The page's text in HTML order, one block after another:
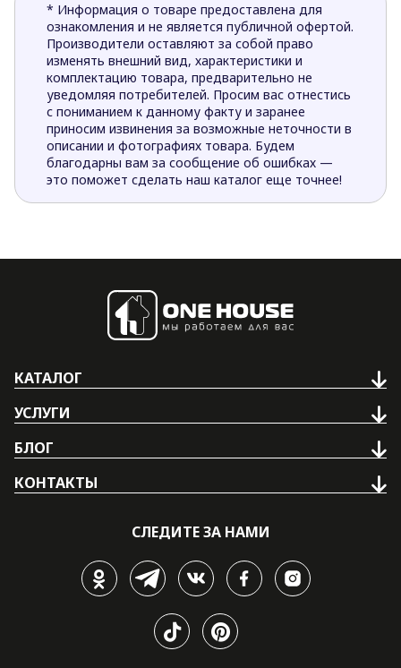
* Информация о товаре предоставлена для
ознакомления и не является публичной офертой.
Производители оставляют за собой право
изменять внешний вид, характеристики и
комплектацию товара, предварительно не
уведомляя потребителей. Просим вас отнестись
с пониманием к данному факту и заранее
приносим извинения за возможные неточности в
описании и фотографиях товара. Будем
благодарны вам за сообщение об ошибках —
это поможет сделать наш каталог еще точнее!
КАТАЛОГ
УСЛУГИ
БЛОГ
КОНТАКТЫ
СЛЕДИТЕ ЗА НАМИ